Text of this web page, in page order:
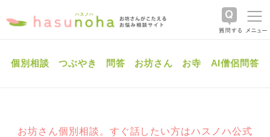
個別相談 つぶやき 問答 お坊さん お寺 AI僧侶問答
お坊さん個別相談。すぐ話したい方はハスノハ公式